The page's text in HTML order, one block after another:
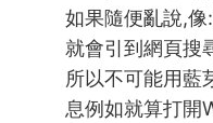
如果隨便亂說,
就會引到網頁搜
所以不可能用藍
息例如就算打開